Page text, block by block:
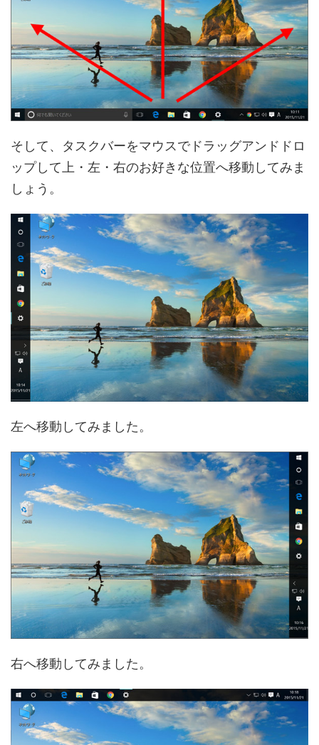
そして、タスクバーをマウスでドラッグアンドドロ
ップして上・左・右のお好きな位置へ移動してみま
しょう。
左へ移動してみました。
右へ移動してみました。